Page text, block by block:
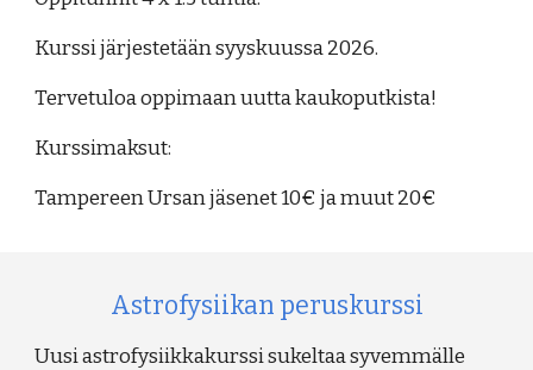
Kurssi järjestetään syyskuussa 2026.
Tervetuloa oppimaanuutta kaukoputkista!
Kurssimaksut:
Tampereen Ursan jäsenet 10€ ja muut 20€
Astrofysiikan peruskurssi
Uusi astrofysiikkakurssi sukeltaa syvemmälle